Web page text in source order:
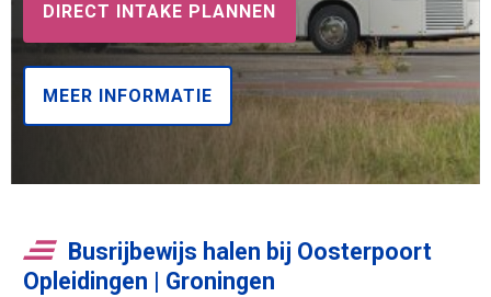
DIRECT INTAKE PLANNEN
MEER INFORMATIE
Busrijbewijs halen bij Oosterpoort
Opleidingen | Groningen